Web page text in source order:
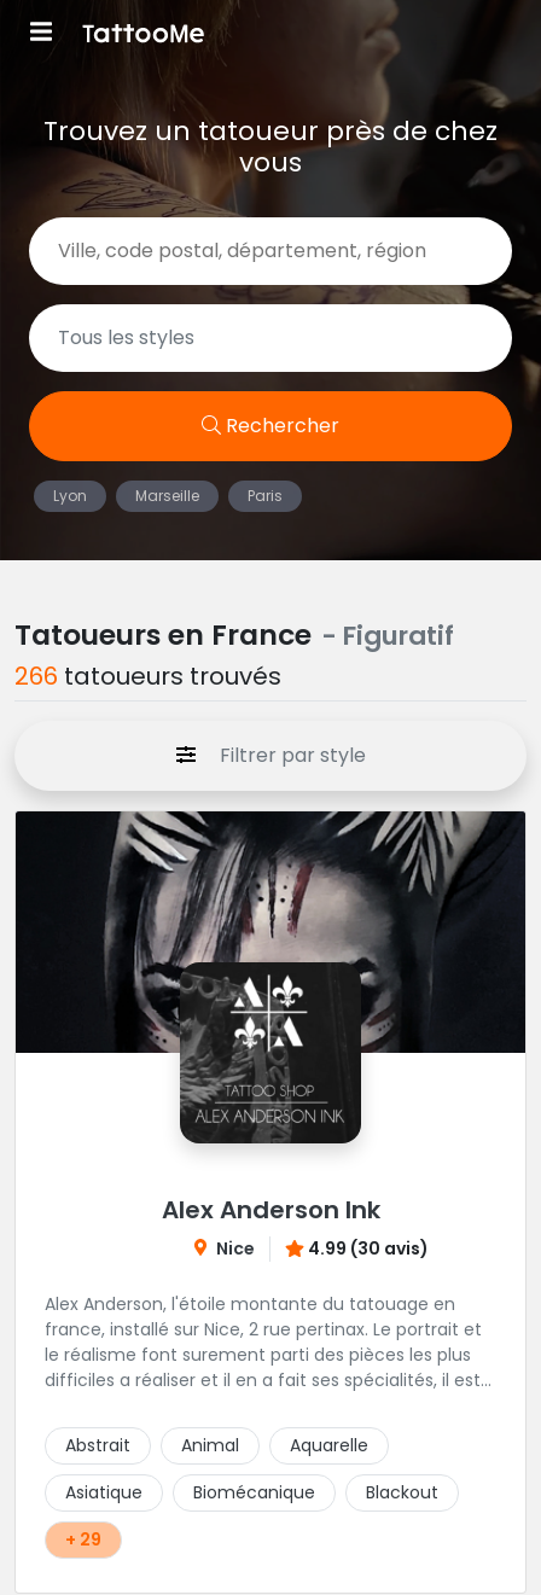
Trouvez un tatoueur près de chez
vous
Rechercher
Lyon Marseille Paris
Tatoueurs en France - Figuratif
266 tatoueurs trouvés
Filtrer par style
Alex Anderson Ink
Nice 4.99 (30 avis)
Alex Anderson, l'étoile montante du tatouage en
france, installé sur Nice, 2 rue pertinax. Le portrait et
le réalisme font surement parti des pièces les plus
difficiles a réaliser et il en a fait ses spécialités, il est
religieux ou du chicanos. Romain son frère sera vous
combler par sa finesse pour des pièces comme le
mandala, l'ornemental ou la calligraphie pour le
bonheur des futurs tatoués. Il y a aussi Léa, Maureen,
Fat, Tom, Sento, Lily, des artistes hors normes. Il n'y a
qu'à regarder les pièces sélectionnées ici pour
Abstrait Animal
Aquarelle
Asiatique
Biomécanique
Blackout
+ 29